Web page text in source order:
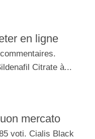
en ligne
Citrate à...
mercato
voti. Cialis Black